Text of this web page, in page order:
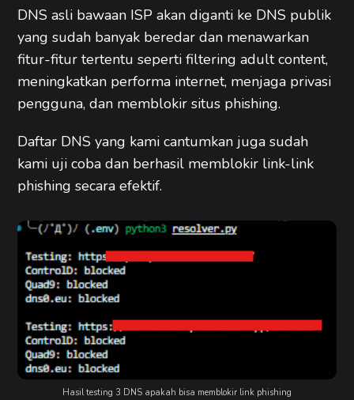
DNS asli bawaan ISP akan diganti ke DNS publik
yang sudah banyak beredar dan menawarkan
fitur-fitur tertentu seperti filtering adult content,
meningkatkan performa internet, menjaga privasi
pengguna, dan memblokir situs phishing.
Daftar DNS yang kami cantumkan juga sudah
kami uji coba dan berhasil memblokir link-link
phishing secara efektif.
Hasil testing 3 DNS apakah bisa memblokir link phishing